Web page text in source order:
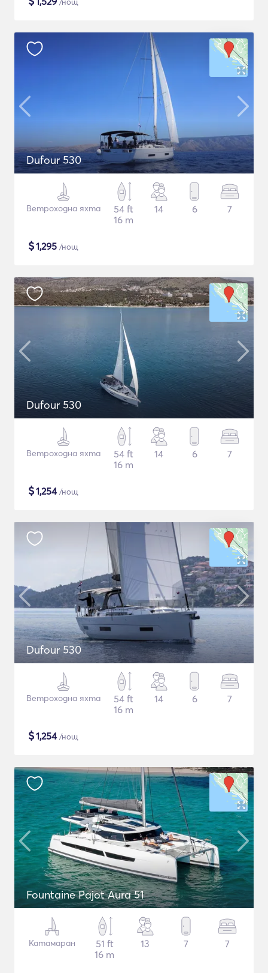
Dufour 530
Ветроходна яхта
54 ft
16 m
14 6 7
$1,295 /нощ
Dufour 530
Ветроходна яхта
54 ft
16 m
14 6 7
$1,254/нощ
Dufour 530
Ветроходна яхта
54 ft
16 m
14 6 7
$1,254/нощ
Fountaine Pajot Aura 51
Катамаран
51 ft
16 m
13 7 7